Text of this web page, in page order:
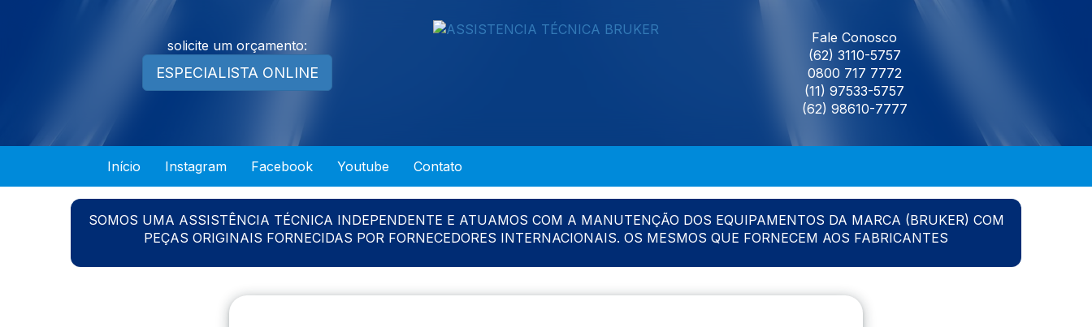
solicite um orçamento:
ESPECIALISTA ONLINE
Fale Conosco
(62) 3110-5757
0800 717 7772
(11) 97533-5757
(62) 98610-7777
Início Instagram Facebook Youtube Contato
SOMOS UMA ASSISTÊNCIA TÉCNICA INDEPENDENTE E ATUAMOS COM A MANUTENÇÃO DOS EQUIPAMENTOS DA MARCA (BRUKER) COM
PEÇAS ORIGINAIS FORNECIDAS POR FORNECEDORES INTERNACIONAIS. OS MESMOS QUE FORNECEM AOS FABRICANTES